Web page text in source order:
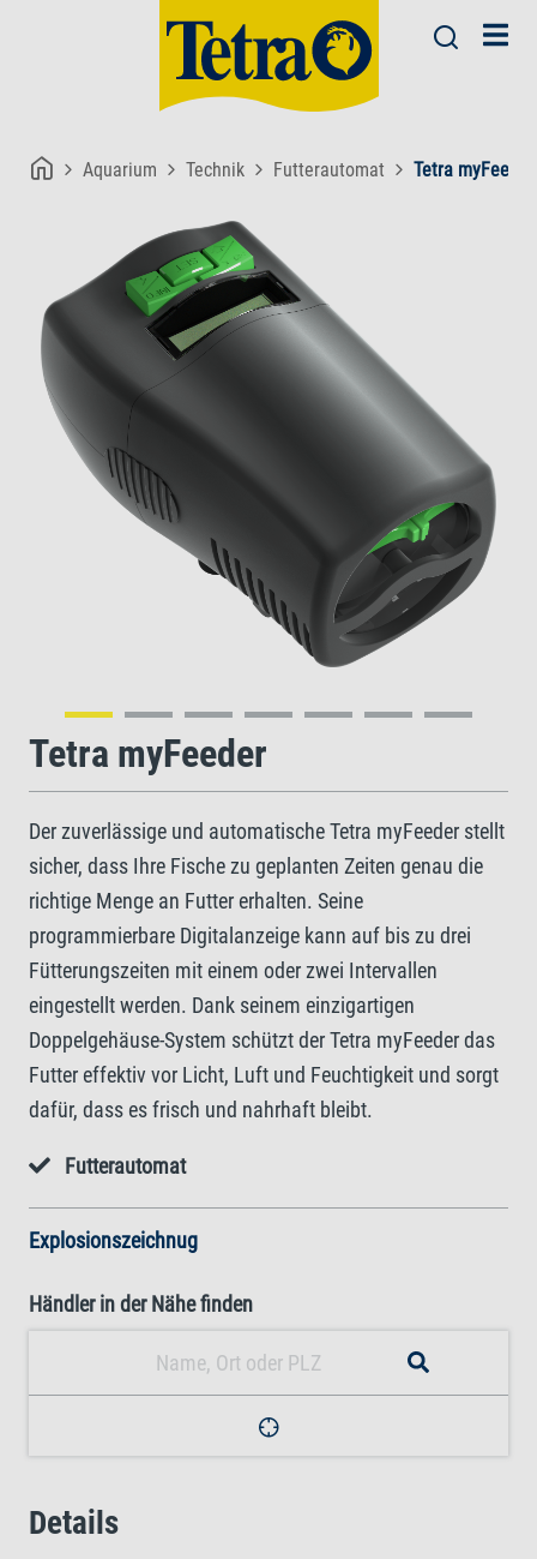
Aquarium Technik Futterautomat Tetra myFeeder
Tetra myFeeder
Der zuverlässige und automatische Tetra myFeeder stellt
sicher, dass Ihre Fische zu geplanten Zeiten genau die
richtige Menge an Futter erhalten. Seine
programmierbare Digitalanzeige kann auf bis zu drei
Fütterungszeiten mit einem oder zwei Intervallen
eingestellt werden. Dank seinem einzigartigen
Doppelgehäuse-System schützt der Tetra myFeeder das
Futter effektiv vor Licht, Luft und Feuchtigkeit und sorgt
dafür, dass es frisch und nahrhaft bleibt.
Futterautomat
Explosionszeichnug
Händler in der Nähe finden
Details